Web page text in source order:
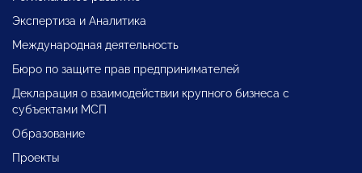
Экспертиза и Аналитика
Международная деятельность
Бюро по защите прав предпринимателей
Декларация о взаимодействии крупного бизнеса с
субъектами МСП
Образование
Проекты